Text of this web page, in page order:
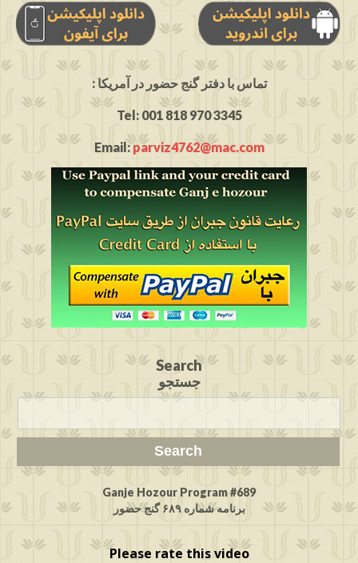
: تماس با دفتر گنج حضور در آمریکا
Tel: 001 818 970 3345
Email:parviz4762@mac.com
Search
جستجو
Ganje Hozour Program #689
برنامه شماره ۶۸۹ گنج حضور
Please rate this video